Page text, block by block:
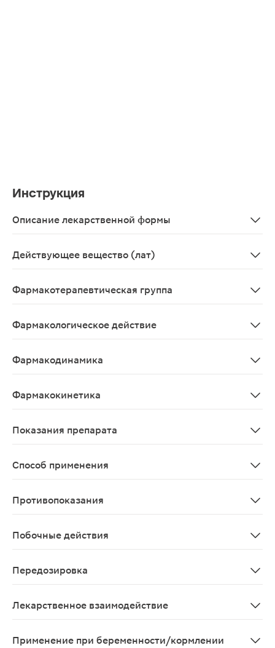
Инструкция
Описание лекарственной формы
Действующее вещество (лат)
Фармакотерапевтическая группа
Фармакологическое действие
Фармакодинамика
Фармакокинетика
Показания препарата
Способ применения
Противопоказания
Побочные действия
Передозировка
Лекарственное взаимодействие
Применение при беременности/кормлении